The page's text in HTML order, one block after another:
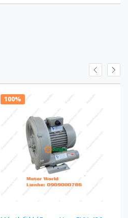
100%